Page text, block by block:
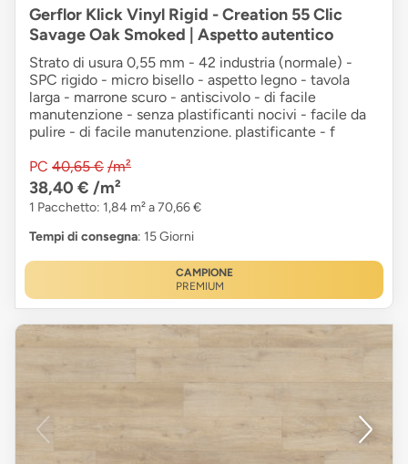
Gerflor Klick Vinyl Rigid - Creation 55 Clic
Savage Oak Smoked | Aspetto autentico
Strato di usura 0,55 mm - 42 industria (normale) -
SPC rigido - micro bisello - aspetto legno - tavola
larga - marrone scuro - antiscivolo - di facile
manutenzione - senza plastificanti nocivi - facile da
pulire - di facile manutenzione. plastificante - f
PC 40,65 € /m²
38,40 € /m²
1 Pacchetto: 1,84 m² a 70,66 €
Tempi di consegna: 15 Giorni
CAMPIONE
PREMIUM